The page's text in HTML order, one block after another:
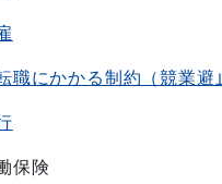
にかかる制約（競業避
保険